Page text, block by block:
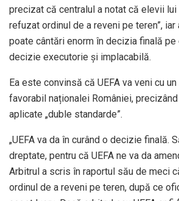
precizat că centralul a notat că elevii lui
refuzat ordinul de a reveni pe teren”,
poate cântări enorm în decizia finală pe
decizie executorie şi implacabilă.
Ea este convinsă că UEFA va veni cu
favorabil naționalei României,
aplicate „duble standarde”.
„UEFA va da în curând o decizie finală.
dreptate, pentru că UEFA ne va da
Arbitrul a scris în raportul său de meci
ordinul de a reveni pe teren, după ce